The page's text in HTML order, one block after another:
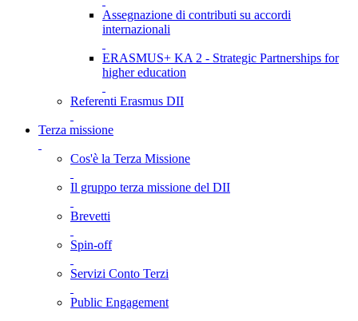
Assegnazione di contributi su accordi
internazionali
ERASMUS+ KA 2 - Strategic Partnerships for
higher education
Referenti Erasmus DII
Terza missione
Cos'è la Terza Missione
Il gruppo terza missione del DII
Brevetti
Spin-off
Servizi Conto Terzi
Public Engagement